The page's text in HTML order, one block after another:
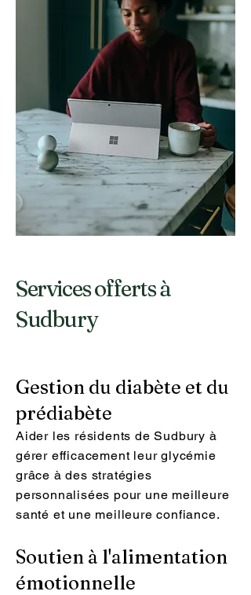
Services offerts à
Sudbury
Gestion du diabète et du
prédiabète
Aider les résidents de Sudbury à
gérer efficacement leur glycémie
grâce à des stratégies
personnalisées pour une meilleure
santé et une meilleure confiance.
Soutien à l'alimentation
émotionnelle